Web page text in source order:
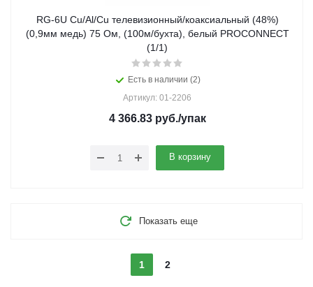
RG-6U Cu/Al/Cu телевизионный/коаксиальный (48%)
(0,9мм медь) 75 Ом, (100м/бухта), белый PROCONNECT
(1/1)
Есть в наличии (2)
Артикул: 01-2206
4 366.83руб./упак
В корзину
Показать еще
1 2